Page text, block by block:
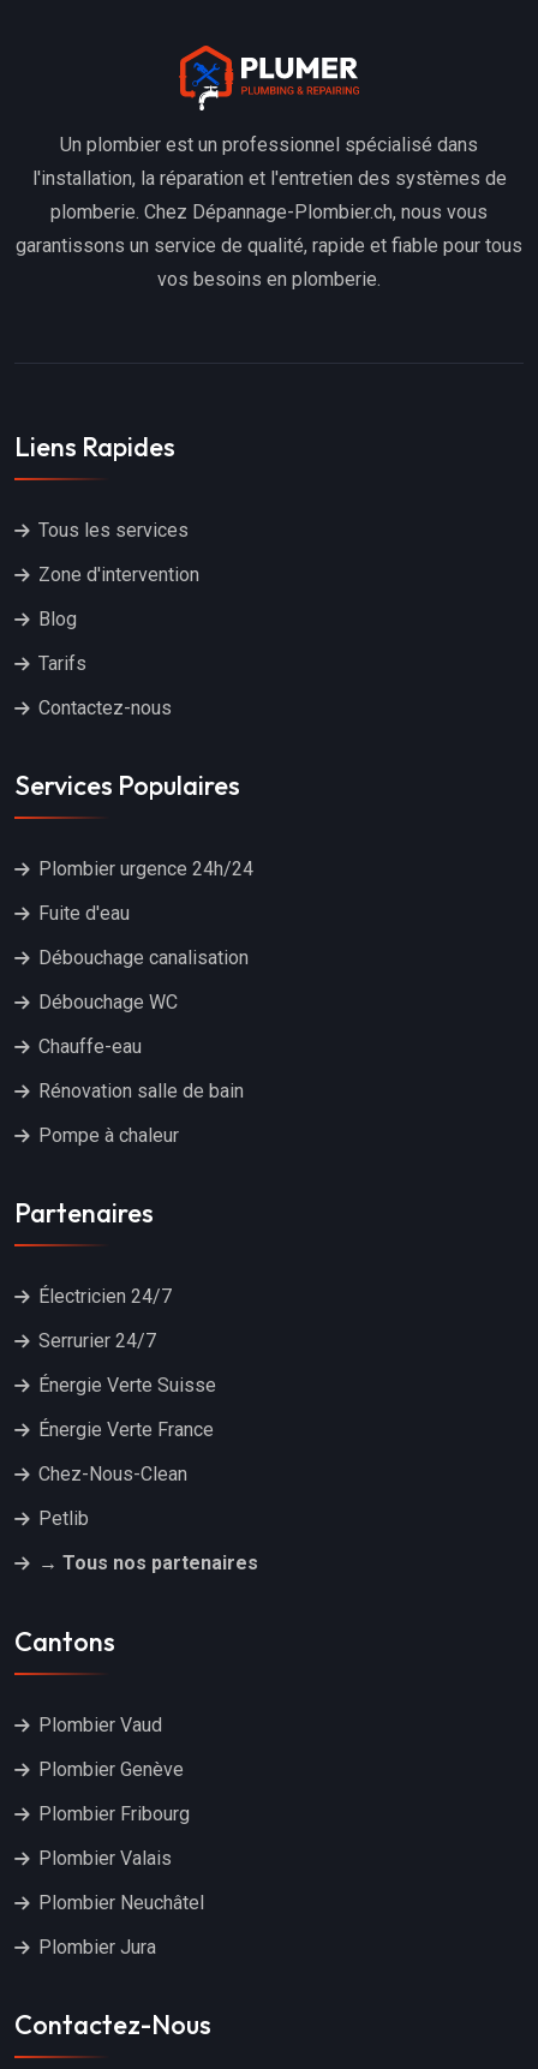
Un plombier est un professionnel spécialisé dans
l'installation, la réparation et l'entretien des systèmes de
plomberie. Chez Dépannage-Plombier.ch, nous vous
garantissons un service de qualité, rapide et fiable pour tous
vos besoins en plomberie.
Liens Rapides
Tous les services
Zone d'intervention
Blog
Tarifs
Contactez-nous
Services Populaires
Plombier urgence 24h/24
Fuite d'eau
Débouchage canalisation
Débouchage WC
Chauffe-eau
Rénovation salle de bain
Pompe à chaleur
Partenaires
Électricien 24/7
Serrurier 24/7
Énergie Verte Suisse
Énergie Verte France
Chez-Nous-Clean
Petlib
→ Tous nos partenaires
Cantons
Plombier Vaud
Plombier Genève
Plombier Fribourg
Plombier Valais
Plombier Neuchâtel
Plombier Jura
Contactez-Nous